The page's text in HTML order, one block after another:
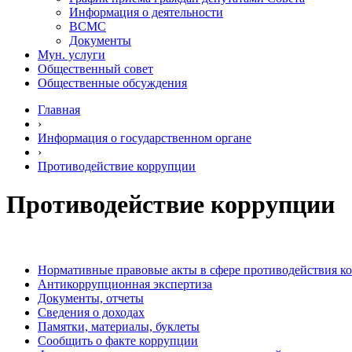
Информация о деятельности
ВСМС
Документы
Мун. услуги
Общественный совет
Общественные обсуждения
Главная
›
Информация о государственном органе
›
Противодействие коррупции
Противодействие коррупции
Нормативные правовые акты в сфере противодействия
Антикоррупционная экспертиза
Документы, отчеты
Сведения о доходах
Памятки, материалы, буклеты
Сообщить о факте коррупции